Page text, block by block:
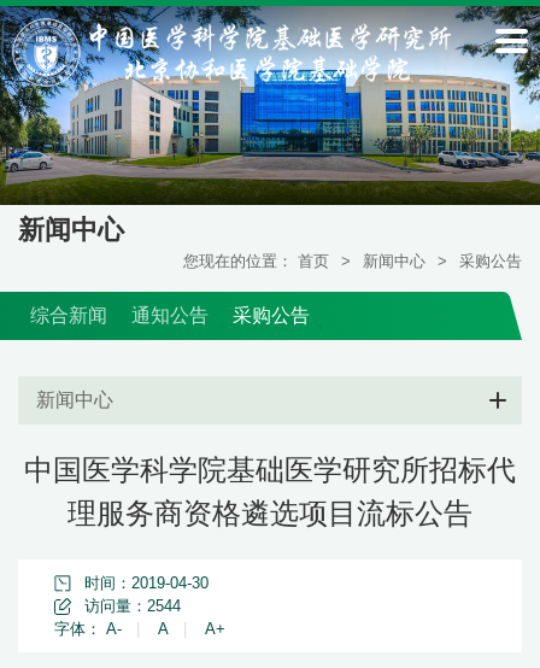
新闻中心
您现在的位置： 首页 > 新闻中心 > 采购公告
综合新闻 通知公告 采购公告
新闻中心
中国医学科学院基础医学研究所招标代
理服务商资格遴选项目流标公告
时间：2019-04-30
访问量： 2544
字体： A- A A+